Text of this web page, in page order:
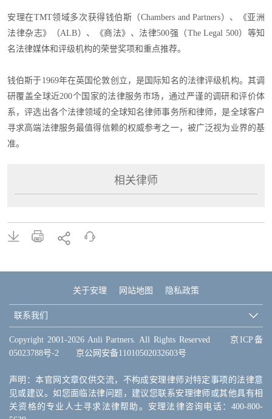
安理在TMT领域多次获得钱伯斯（Chambers and Partners）、《亚洲
法律杂志》（ALB）、《商法》、法律500强（The Legal 500）等知
名法律媒体和评级机构的荣誉奖项和重点推荐。
钱伯斯于1969年在英国伦敦创立，是国际知名的法律评级机构。其调
研覆盖全球近200个国家的法律服务市场，通过严谨的调研和评价体
系，评选出各个法律领域的全球知名律师事务所和律师，是全球客户
寻求高端法律服务最值得信赖的权威参考之一，被广泛视为业界的基
准。
相关律师
关于安理 网站地图 隐私政策
联系我们
Copyright 2001-2026 Anli Partners. All Rights Reserved 京ICP备
05023788号-2 京公网安备11010502032603号
声明：本官网文章仅供交流，不构成安理律师对特定事项的法律意
见或建议。如您面临法律问题，建议您联系安理律师或其他具有相
关资格的专业人士寻求法律帮助。安理法律咨询电话：400-800-